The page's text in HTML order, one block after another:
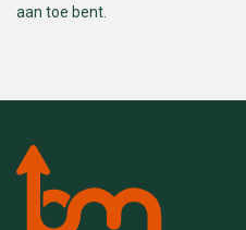
aan toe bent.